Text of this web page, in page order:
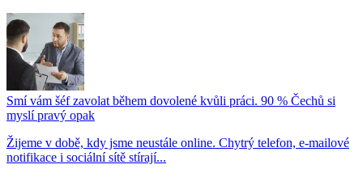
Smí vám šéf zavolat během dovolené kvůli práci. 90 % Čechů si
myslí pravý opak
Žijeme v době, kdy jsme neustále online. Chytrý telefon, e-mailové
notifikace i sociální sítě stírají...